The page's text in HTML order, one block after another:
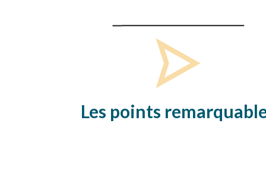
Les points